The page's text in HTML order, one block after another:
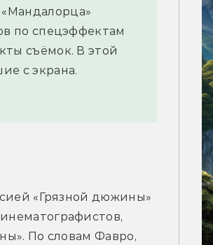
по спецэффектам
съёмок. В этой
с экрана.
«Грязной дюжины»
По словам Фавро,